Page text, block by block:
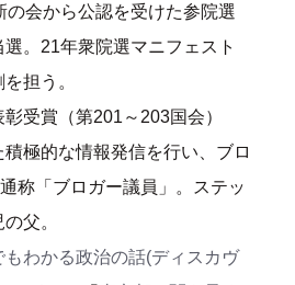
の会から公認を受けた参院選
。21年衆院選マニフェスト
担う。
受賞（第201～203国会）
極的な情報発信を行い、ブロ
称「ブロガー議員」。ステッ
父。
もわかる政治の話(ディスカヴ